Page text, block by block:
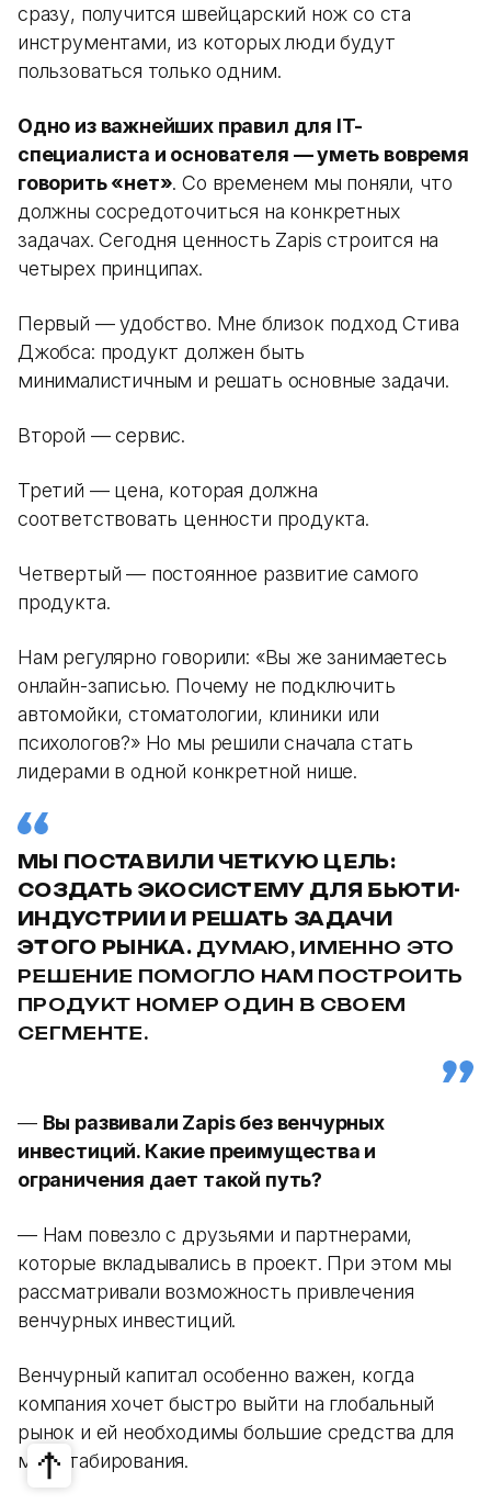
сразу, получится швейцарский нож со ста
инструментами, из которых люди будут
пользоваться только одним.
Одно из важнейших правил для IT-
специалиста и основателя — уметь вовремя
говорить «нет». Со временем мы поняли, что
должны сосредоточиться на конкретных
задачах. Сегодня ценность Zapis строится на
четырех принципах.
Первый — удобство. Мне близок подход Стива
Джобса: продукт должен быть
минималистичным и решать основные задачи.
Второй — сервис.
Третий — цена, которая должна
соответствовать ценности продукта.
Четвертый — постоянное развитие самого
продукта.
Нам регулярно говорили: «Вы же занимаетесь
онлайн-записью. Почему не подключить
автомойки, стоматологии, клиники или
психологов?» Но мы решили сначала стать
лидерами в одной конкретной нише.
МЫ ПОСТАВИЛИ ЧЕТКУЮ ЦЕЛЬ:
СОЗДАТЬ ЭКОСИСТЕМУ ДЛЯ БЬЮТИ-
ИНДУСТРИИ И РЕШАТЬ ЗАДАЧИ
ЭТОГО РЫНКА. ДУМАЮ, ИМЕННО ЭТО
РЕШЕНИЕ ПОМОГЛО НАМ ПОСТРОИТЬ
ПРОДУКТ НОМЕР ОДИН В СВОЕМ
СЕГМЕНТЕ.
— Вы развивали Zapis без венчурных
инвестиций. Какие преимущества и
ограничения дает такой путь?
— Нам повезло с друзьями и партнерами,
которые вкладывались в проект. При этом мы
рассматривали возможность привлечения
венчурных инвестиций.
Венчурный капитал особенно важен, когда
компания хочет быстро выйти на глобальный
рынок и ей необходимы большие средства для
масштабирования.